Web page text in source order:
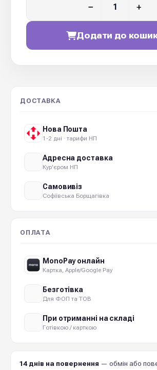
− +
Додати до
ДОСТАВКА
Нова Пошта
1-2 дні · тарифи НП
Адресна доставка
Кур'єром НП
Самовивіз
Софіївська Борщагівка
ОПЛАТА
MonoPay онлайн
Картка, Apple/Google Pay
Безготівка
Для ФОП та ТОВ
При отриманні на складі
Готівкою / карткою
14 днів на повернення — обмін або